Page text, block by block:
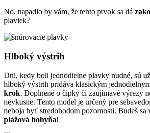
No, napadlo by vám, že tento prvok sa dá
plaviek?
Hlboký výstrih
Dni, kedy boli jednodielne plavky nudné, sú
hlboký výstrih pridáva klasickým
krok. Doplnené o čipky či zaujímavé výrezy
nevkusne. Tento model je určený pre
neboja byť stredobodom pozornosti. Budeš
plážová bohyňa!